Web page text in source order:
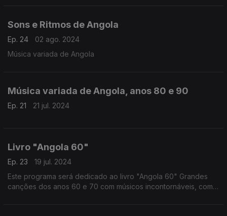
Sons e Ritmos de Angola
Ep. 24
02 ago. 2024
Música variada de Angola
Música variada de Angola, anos 80 e 90
Ep. 21 21 jul. 2024
Livro "Angola 60"
Ep. 23
19 jul. 2024
Este programa será dedicado ao livro "Angola 60" Grandes
canções dos anos 60 e 70 com músicos incontornáveis, como